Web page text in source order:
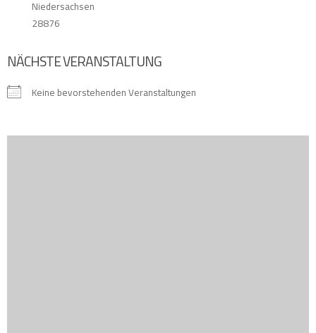
Niedersachsen
28876
NÄCHSTE VERANSTALTUNG
Keine bevorstehenden Veranstaltungen